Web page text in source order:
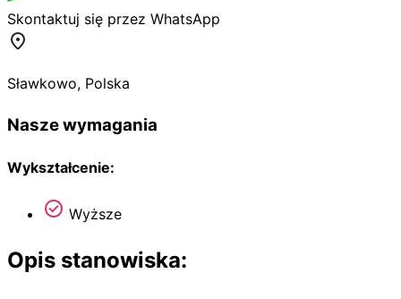
Skontaktuj się przez WhatsApp
Sławkowo, Polska
Nasze wymagania
Wykształcenie:
Wyższe
Opis stanowiska: